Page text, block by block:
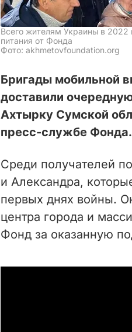
Всего жителям Украины в 2022
питания от Фонда
Фото: akhmetovfoundation.org
Бригады мобильной
доставили
Ахтырку Сумской
пресс-службе Фонда.
Среди получателей
и Александра,
первых днях войны.
центра города и
Фонд за оказанную